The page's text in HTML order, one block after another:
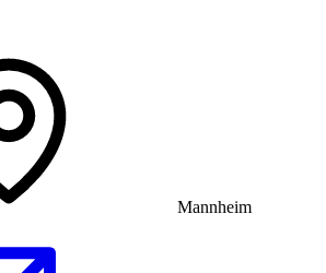
Mannheim